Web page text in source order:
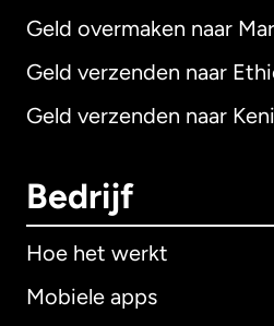
Geld overmaken naar
Geld verzenden naar
Geld verzenden naar
Bedrijf
Hoe het werkt
Mobiele apps